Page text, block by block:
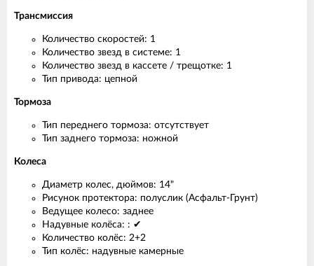
Трансмиссия
Количество скоростей: 1
Количество звезд в системе: 1
Количество звезд в кассете / трещотке: 1
Тип привода: цепной
Тормоза
Тип переднего тормоза: отсутствует
Тип заднего тормоза: ножной
Колеса
Диаметр колес, дюймов: 14"
Рисунок протектора: полуслик (Асфальт-Грунт)
Ведущее колесо: заднее
Надувные колёса: : ✔
Количество колёс: 2+2
Тип колёс: надувные камерные